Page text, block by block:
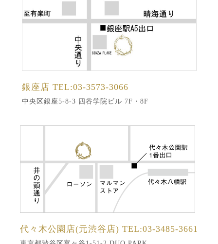
銀座店 TEL:03-3573-3066
中央区銀座5-8-3 四谷学院ビル 7F・8F
代々木公園店(元渋谷店) TEL:03-3485-3661